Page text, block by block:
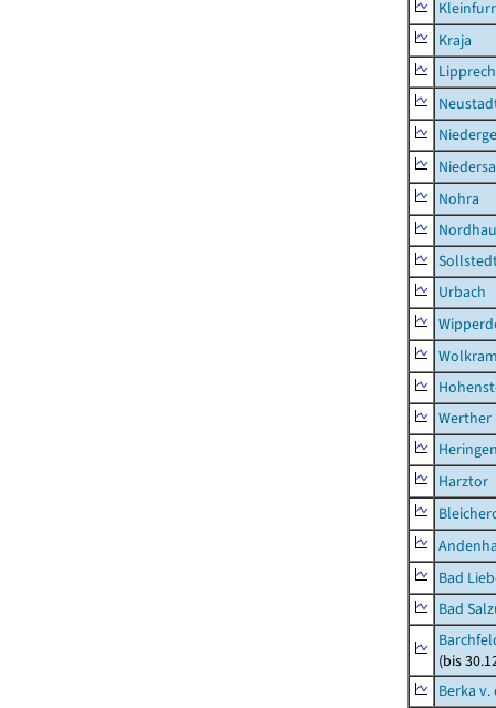
Kraja
Nohra
Urbach
Werther
Harztor
Bad
Bad
(bis
Berka v.